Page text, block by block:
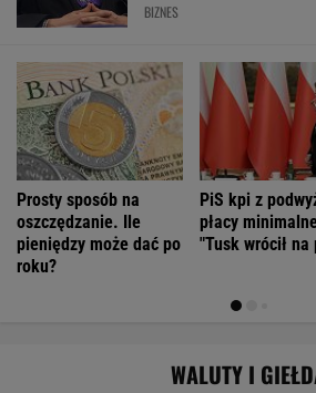
BIZNES
Prosty sposób na
oszczędzanie. Ile
pieniędzy może dać po
roku?
PiS kpi z
płacy
"Tusk wrócił na
WALUTY I